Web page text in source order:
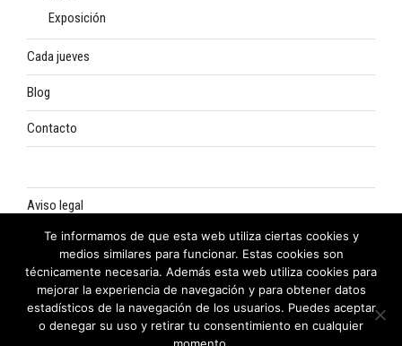
Exposición
Cada jueves
Blog
Contacto
Aviso legal
Política de privacidad
Política de cookies
Te informamos de que esta web utiliza ciertas cookies y
medios similares para funcionar. Estas cookies son
técnicamente necesaria. Además esta web utiliza cookies para
mejorar la experiencia de navegación y para obtener datos
estadísticos de la navegación de los usuarios. Puedes aceptar
o denegar su uso y retirar tu consentimiento en cualquier